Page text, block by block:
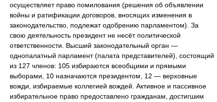
осуществляет право помилования (решения об объявлении
войны и ратификации договоров, вносящих изменения в
законодательство, подлежат одобрению парламентом). За
свою деятельность президент не несёт политической
ответственности. Высший законодательный орган —
однопалатный парламент (палата представителей), состоящий
из 127 членов: 105 избираются всеобщими и прямыми
выборами, 10 назначаются президентом, 12 — верховные
вожди, избираемые коллегией вождей. Активное и пассивное
избирательное право предоставлено гражданам, достигшим